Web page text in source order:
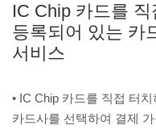
IC Chip 카드를
등록되어 있는 카
서비스
• IC Chip 카드를 직접 터
카드사를 선택하여 결제